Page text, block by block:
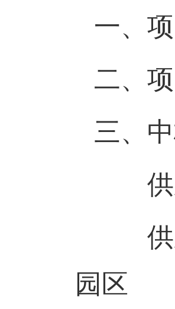
一、
二、
三、
供应
供应
园区